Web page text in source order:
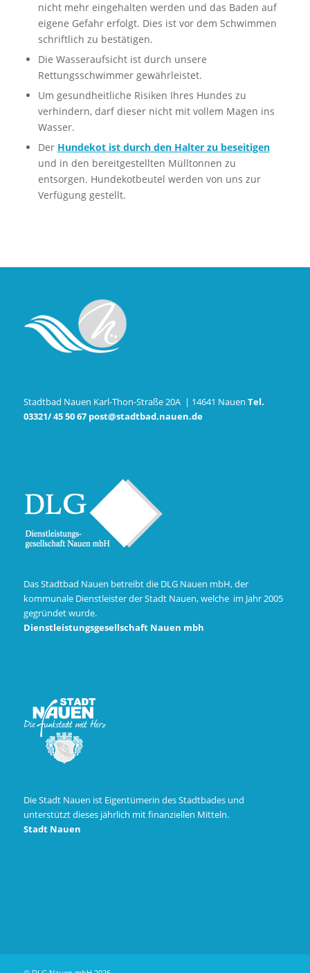
nicht mehr eingehalten werden und das Baden auf
eigene Gefahr erfolgt. Dies ist vor dem Schwimmen
schriftlich zu bestätigen.
Die Wasseraufsicht ist durch unsere
Rettungsschwimmer gewährleistet.
Um gesundheitliche Risiken Ihres Hundes zu
verhindern, darf dieser nicht mit vollem Magen ins
Wasser.
Der Hundekot ist durch den Halter zu beseitigen
und in den bereitgestellten Mülltonnen zu
entsorgen. Hundekotbeutel werden von uns zur
Verfügung gestellt.
Stadtbad Nauen Karl-Thon-Straße 20A | 14641 Nauen Tel.
03321/ 45 50 67 post@stadtbad.nauen.de
Das Stadtbad Nauen betreibt die DLG Nauen mbH, der
kommunale Dienstleister der Stadt Nauen, welche im Jahr 2005
gegründet wurde.
Dienstleistungsgesellschaft Nauen mbh
Die Stadt Nauen ist Eigentümerin des Stadtbades und
unterstützt dieses jährlich mit finanziellen Mitteln.
Stadt Nauen